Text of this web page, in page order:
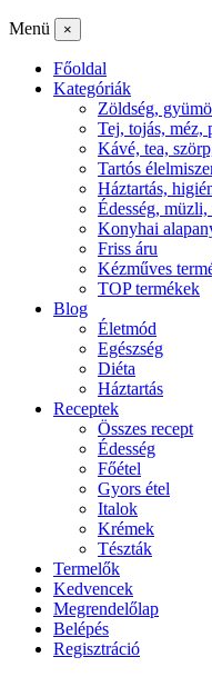
Menü ×
Főoldal
Kategóriák
Zöldség,
Tej, tojás, méz,
Kávé, tea,
Tartós
Háztartás,
Édesség, müzli,
Konyhai
Friss áru
Kézműves
TOP termékek
Blog
Életmód
Egészség
Diéta
Háztartás
Receptek
Összes recept
Édesség
Főétel
Gyors étel
Italok
Krémek
Tészták
Termelők
Kedvencek
Megrendelőlap
Belépés
Regisztráció